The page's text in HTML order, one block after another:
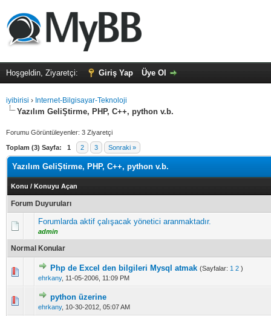
Hoşgeldin, Ziyaretçi: Giriş Yap Üye Ol
iyibirisi › Internet-Bilgisayar-Teknoloji
Yazılım GeliŞtirme, PHP, C++, python v.b.
Forumu Görüntüleyenler: 3 Ziyaretçi
Toplam (3) Sayfa: 1 2 3 Sonraki »
Yazılım GeliŞtirme, PHP, C++, python v.b.
Konu / Konuyu Açan
Forum Duyuruları
Forumlarda aktif çalışacak yönetici aranmaktadır.
admin
Normal Konular
Php de Excel den bilgileri Mysql atmak (Sayfalar: 1 2 )
ehrkany, 11-05-2006, 11:09 PM
5 üzerinden 0 Oy - Toplam Ortalama 0 Oy Verilmiş
123 4 5
python üzerine
ehrkany, 10-30-2012, 05:07 AM
5 üzerinden 0 Oy - Toplam Ortalama 0 Oy Verilmiş